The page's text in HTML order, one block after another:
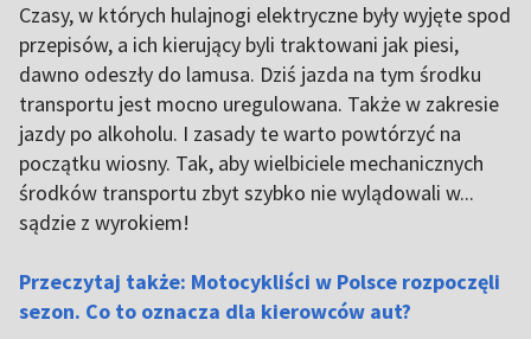
Czasy, w których hulajnogi elektryczne były wyjęte spod
przepisów, a ich kierujący byli traktowani jak piesi,
dawno odeszły do lamusa. Dziś jazda na tym środku
transportu jest mocno uregulowana. Także w zakresie
jazdy po alkoholu. I zasady te warto powtórzyć na
początku wiosny. Tak, aby wielbiciele mechanicznych
środków transportu zbyt szybko nie wylądowali w...
sądzie z wyrokiem!
Przeczytaj także: Motocykliści w Polsce rozpoczęli
sezon. Co to oznacza dla kierowców aut?